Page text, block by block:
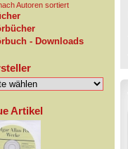
Autoren sortiert
- Downloads
Artikel